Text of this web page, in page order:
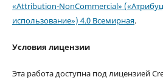
«Attribution-NonCommercial»
использование») 4.0 Всемирная.
Условия лицензии
Эта работа доступна под лицензией